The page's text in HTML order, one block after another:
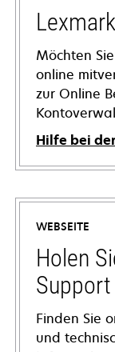
Möchten
online
zur Online
Hilfe bei
WEBSEITE
Holen
Support
Finden Sie
und